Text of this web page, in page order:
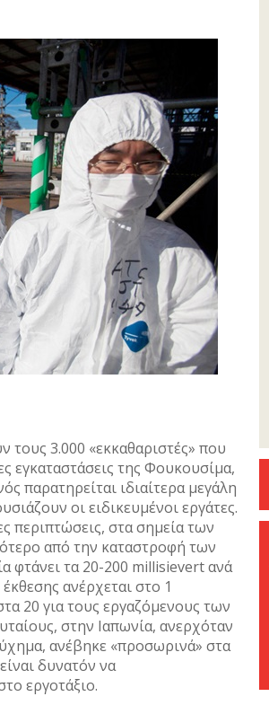
3.000 «εκκαθαριστές» που
εγκαταστάσεις της Φουκουσίμα,
παρατηρείται ιδιαίτερα μεγάλη
οι ειδικευμένοι εργάτες.
περιπτώσεις, στα σημεία των
από την καταστροφή των
φτάνει τα 20-200 millisievert ανά
ανέρχεται στο 1
20 για τους εργαζόμενους των
στην Ιαπωνία, ανερχόταν
ανέβηκε «προσωρινά» στα
δυνατόν να
εργοτάξιο.